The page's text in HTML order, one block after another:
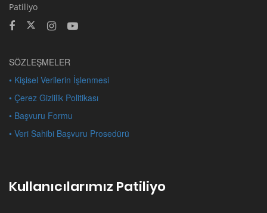
Patiliyo
SÖZLEŞMELER
• Kişisel Verilerin İşlenmesi
• Çerez Gizlilik Politikası
• Başvuru Formu
• Veri Sahibi Başvuru Prosedürü
Kullanıcılarımız Patiliyo